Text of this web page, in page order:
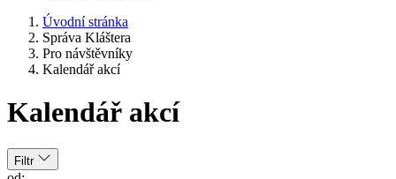
Úvodní stránka
Správa Kláštera
Pro návštěvníky
Kalendář akcí
Kalendář akcí
Filtr